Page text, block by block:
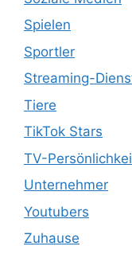
Spielen
Sportler
Streaming-
Tiere
TikTok Stars
TV-
Unternehmer
Youtubers
Zuhause